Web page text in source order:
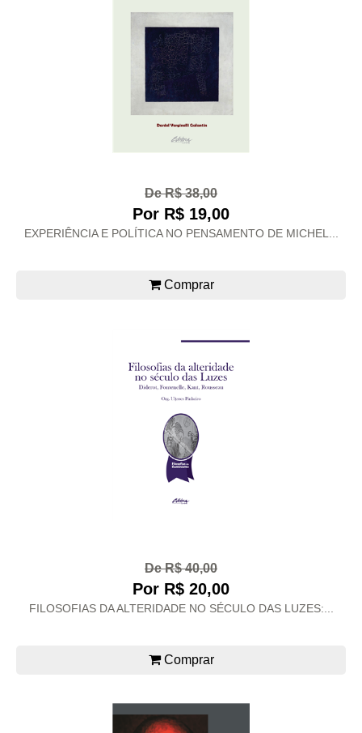
De R$ 38,00
Por R$ 19,00
EXPERIÊNCIA E POLÍTICA NO PENSAMENTO DE MICHEL...
Comprar
De R$ 40,00
Por R$ 20,00
FILOSOFIAS DA ALTERIDADE NO SÉCULO DAS LUZES:...
Comprar